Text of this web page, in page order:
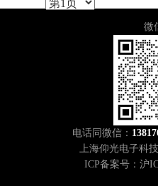
微
电话同微信：
上海仰光电子科
ICP备案号：沪